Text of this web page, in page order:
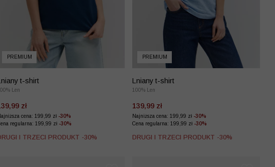
PREMIUM
t-shirt
100% Len
zł
cena: 199,99 zł -30%
regularna: 199,99 zł -30%
I TRZECI PRODUKT -30%
PREMIUM
Lniany t-shirt
100% Len
139,99 zł
Najniższa cena: 199,99 zł -30%
Cena regularna: 199,99 zł -30%
DRUGI I TRZECI PRODUKT -30%